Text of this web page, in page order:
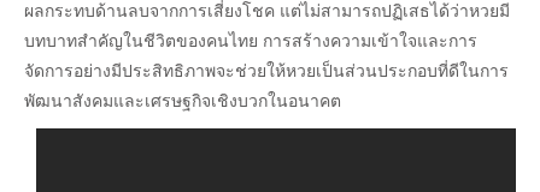
ผลกระทบด้านลบจากการเสี่ยงโชค แต่ไม่สามารถปฏิเสธได้ว่าหวยมี
บทบาทสำคัญในชีวิตของคนไทย การสร้างความเข้าใจและการ
จัดการอย่างมีประสิทธิภาพจะช่วยให้หวยเป็นส่วนประกอบที่ดีในการ
พัฒนาสังคมและเศรษฐกิจเชิงบวกในอนาคต